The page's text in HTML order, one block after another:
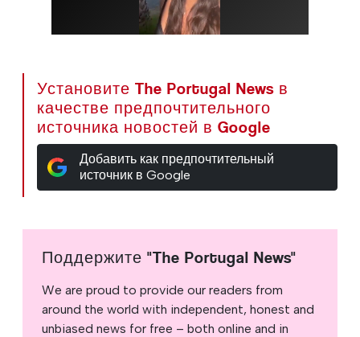
Установите The Portugal News в
качестве предпочтительного
источника новостей в Google
Добавить как предпочтительный
источник в Google
Поддержите "The Portugal News"
We are proud to provide our readers from
around the world with independent, honest and
unbiased news for free – both online and in